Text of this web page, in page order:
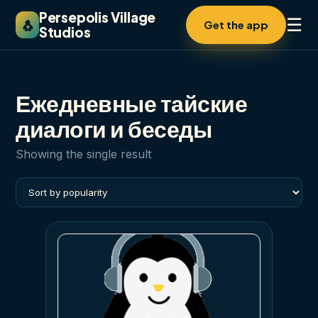
🐧 Persepolis Village
Studios
Get the app ☰
Ежедневные тайские
диалоги и беседы
Showing the single result